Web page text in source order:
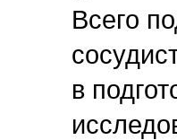
Всего
в